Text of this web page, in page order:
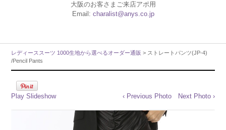
大阪のお客さまご来店アポ用
Email: charalist@anys.co.jp
レディーススーツ 1000生地から選べるオーダー通販 > ストレートパンツ(JP-4)
/Pencil Pants
Play Slideshow ‹ Previous Photo Next Photo ›